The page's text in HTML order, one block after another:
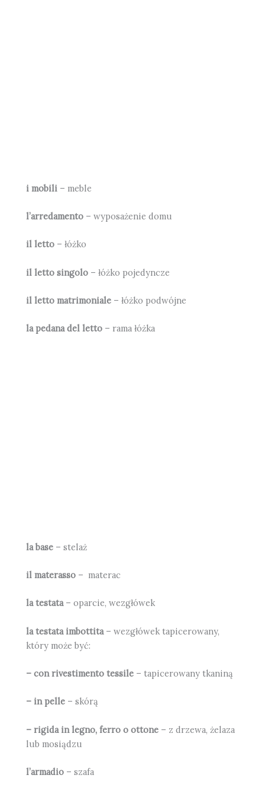
i mobili – meble
l’arredamento – wyposażenie domu
il letto – łóżko
il letto singolo – łóżko pojedyncze
il letto matrimoniale – łóżko podwójne
la pedana del letto – rama łóżka
la base – stelaż
il materasso – materac
la testata– oparcie, wezgłówek
la testata imbottita – wezgłówek tapicerowany,
który może być:
– con rivestimento tessile – tapicerowany tkaniną
– in pelle – skórą
– rigida in legno, ferro o ottone – z drzewa, żelaza
lub mosiądzu
l’armadio – szafa